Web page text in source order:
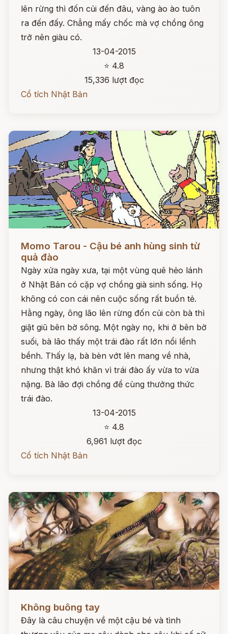
lên rừng thì đốn củi đến đâu, vàng ào ào tuôn
ra đến đấy. Chẳng mấy chốc mà vợ chồng ông
trở nên giàu có.
13-04-2015
⭐ 4.8
15,336 lượt đọc
Cổ tích Nhật Bản
Momo Tarou - Cậu bé anh hùng sinh từ
quả đào
Ngày xửa ngày xưa, tại một vùng quê hẻo lánh
ở Nhật Bản có cặp vợ chồng già sinh sống. Họ
không có con cái nên cuộc sống rất buồn tẻ.
Hằng ngày, ông lão lên rừng đốn củi còn bà thì
giặt giũ bên bờ sông. Một ngày nọ, khi ở bên bờ
suối, bà lão thấy một trái đào rất lớn nổi lềnh
bềnh. Thấy lạ, bà bèn vớt lên mang về nhà,
nhưng thật khó khăn vì trái đào ấy vừa to vừa
nặng. Bà lão đợi chồng để cùng thưởng thức
trái đào.
13-04-2015
⭐ 4.8
6,961 lượt đọc
Cổ tích Nhật Bản
Không buông tay
Đây là câu chuyện về một cậu bé và tình